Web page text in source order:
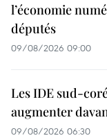
l’économie
députés
09/08/2026 09:00
Les IDE sud-
augmenter
09/08/2026 06:30